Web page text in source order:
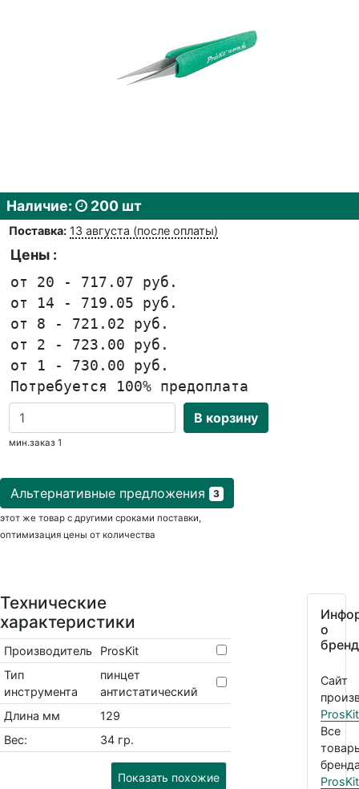
Наличие: 200 шт
Поставка: 13 августа (после оплаты)
Цены :
от 20 - 717.07 руб.
от 14 - 719.05 руб.
от 8 - 721.02 руб.
от 2 - 723.00 руб.
от 1 - 730.00 руб.
Потребуется 100% предоплата
В корзину
мин.заказ 1
Альтернативные предложения 3
этот же товар с другими сроками поставки,
оптимизация цены от количества
Технические
характеристики
Производитель
ProsKit
Тип
инструмента
пинцет
антистатический
Длина мм
129
Вес:
34 гр.
Показать похожие
о
Сайт
ProsKit
Все
ProsKit